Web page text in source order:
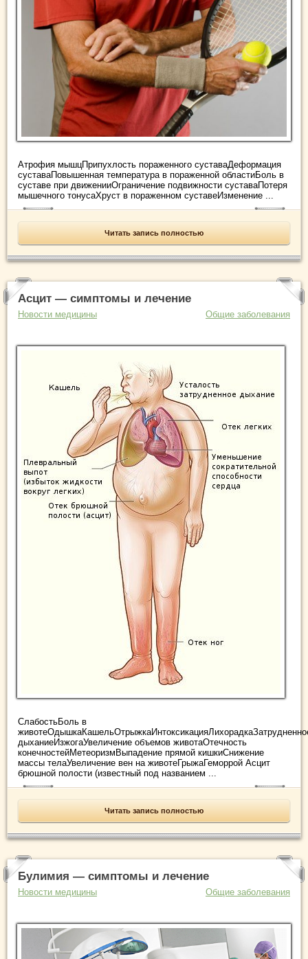
Атрофия мышцПрипухлость пораженного суставаДеформация
суставаПовышенная температура в пораженной областиБоль в
суставе при движенииОграничение подвижности суставаПотеря
мышечного тонусаХруст в пораженном суставеИзменение ...
Читать запись полностью
Асцит — симптомы и лечение
Новости медицины Общие заболевания
СлабостьБоль в
дыханиеИзжогаУвеличение объемов животаОтечность
конечностейМетеоризмВыпадение прямой кишкиСнижение
массы телаУвеличение вен на животеГрыжаГеморрой Асцит
брюшной полости (известный под названием ...
Читать запись полностью
Булимия — симптомы и лечение
Новости медицины Общие заболевания